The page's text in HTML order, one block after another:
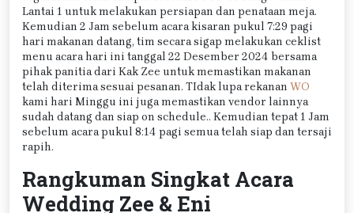
Lantai 1 untuk melakukan persiapan dan penataan meja.
Kemudian 2 Jam sebelum acara kisaran pukul 7:29 pagi
hari makanan datang, tim secara sigap melakukan ceklist
menu acara hari ini tanggal 22 Desember 2024 bersama
pihak panitia dari Kak Zee untuk memastikan makanan
telah diterima sesuai pesanan. TIdak lupa rekanan WO
kami hari Minggu ini juga memastikan vendor lainnya
sudah datang dan siap on schedule.. Kemudian tepat 1 Jam
sebelum acara pukul 8:14 pagi semua telah siap dan tersaji
rapih.
Rangkuman Singkat Acara
Wedding Zee & Eni